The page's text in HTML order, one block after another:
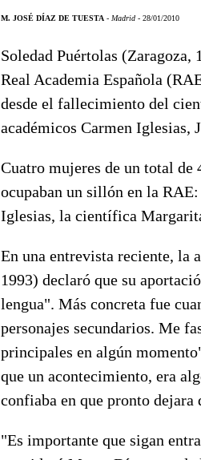
M. JOSÉ DÍAZ DE TUESTA - Madrid - 28/01/2010
Soledad Puértolas
Real Academia Española
desde el fallecimiento del
académicos Carmen Iglesias,
Cuatro mujeres de un total de
ocupaban un sillón en la
Iglesias, la científica
En una entrevista reciente, la
1993) declaró que su
lengua". Más concreta fue
personajes secundarios. Me
principales en algún
que un acontecimiento, era
confiaba en que pronto dejara
"Es importante que sigan